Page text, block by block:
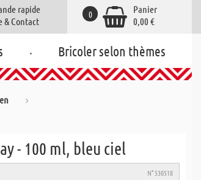
rapide
& Contact
Panier
0,00 €
0
. Bricoler selon thèmes
- 100 ml, bleu ciel
N° 530518